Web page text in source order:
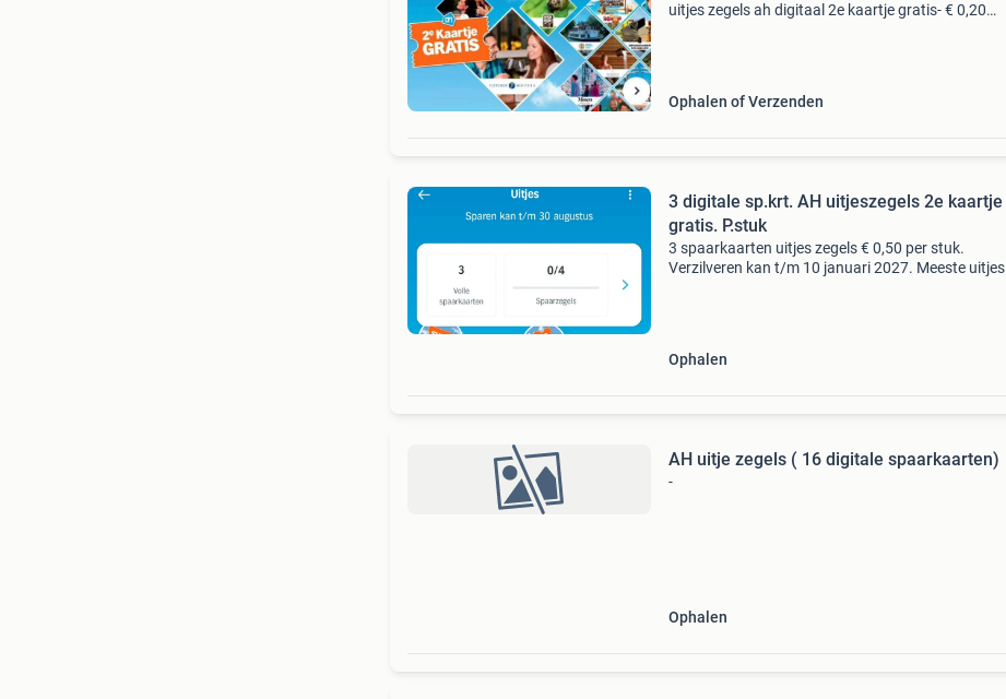
uitjes zegels ah digitaal 2e kaartje gratis- € 0,20
Ophalen of Verzenden
3 digitale sp.krt. AH uitjeszegels 2e kaartje
gratis. P.stuk
3 spaarkaarten uitjes zegels € 0,50 per stuk.
Verzilveren kan t/m 10 januari 2027. Meeste uitjes
Ophalen
AH uitje zegels ( 16 digitale spaarkaarten)
-
Ophalen